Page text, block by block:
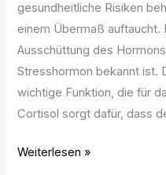
gesundheitliche Risiken
einem Übermaß
Ausschüttung des
Stresshormon bekannt ist.
wichtige Funktion, die für
Cortisol sorgt dafür, dass
Weiterlesen »